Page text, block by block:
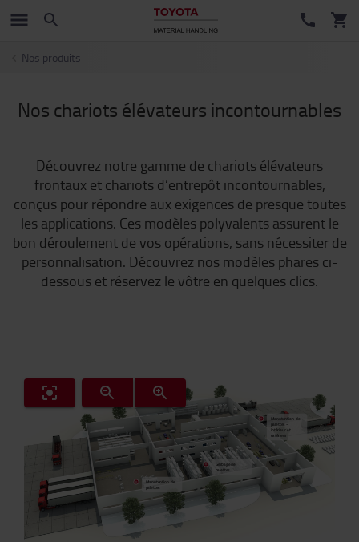
Nos produits
Nos chariots élévateurs incontournables
Découvrez notre gamme de chariots élévateurs
frontaux et chariots d’entrepôt incontournables,
conçus pour répondre aux exigences de presque toutes
les applications. Ces modèles polyvalents assurent le
bon déroulement de vos opérations, sans nécessiter de
personnalisation. Découvrez nos modèles phares ci-
dessous et réservez le vôtre en quelques clics.
Manutention de
palettes
Gerbage de
palettes
Manutention de
palettes -
intérieur et
extérieur